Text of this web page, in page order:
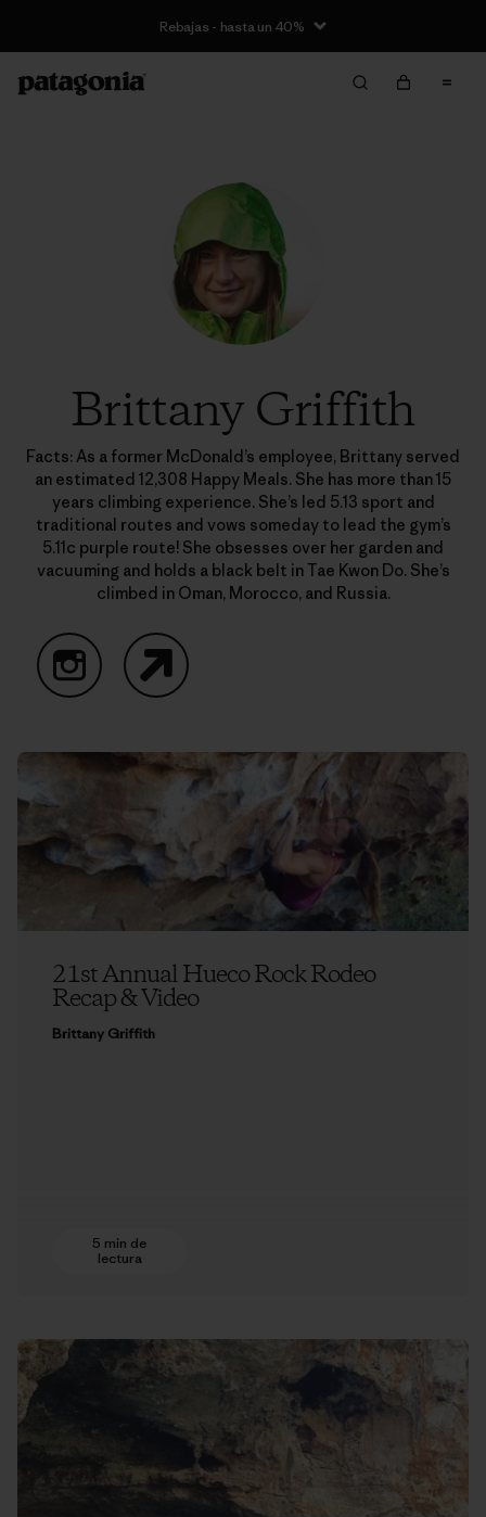
Rebajas - hasta un 40%
Brittany Griffith
Facts: As a former McDonald’s employee, Brittany served
an estimated 12,308 Happy Meals. She has more than 15
years climbing experience. She’s led 5.13 sport and
traditional routes and vows someday to lead the gym’s
5.11c purple route! She obsesses over her garden and
vacuuming and holds a black belt in Tae Kwon Do. She’s
climbed in Oman, Morocco, and Russia.
21st Annual Hueco Rock Rodeo
Recap & Video
Brittany Griffith
5 min de
lectura